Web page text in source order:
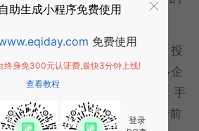
识到pc端网站建设的重要性，投
端网站的建设中，没有那么多企
网站的重要性。因此，目前，手
较低。如果你能成为一个敢于前
助生成小程序免费使用
免费使用
终身免300元认证费,最快3分钟上线!
查看教程
登录